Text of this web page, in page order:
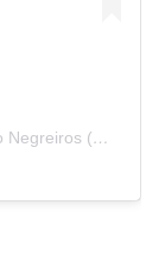
Uma publicação compartilhada por Robério Negreiros (@deputadoroberio)